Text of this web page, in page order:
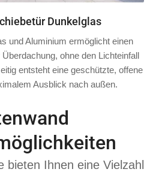
Dunkelglas
und Aluminium ermöglicht einen
ohne den Lichteinfall
entsteht eine geschützte, offene
Ausblick nach außen.
bieten Ihnen eine Vielzahl